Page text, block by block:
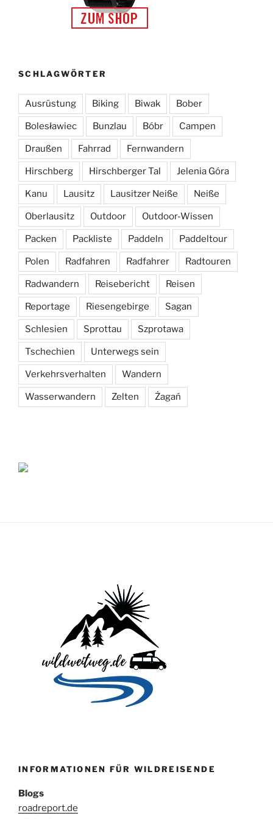
SCHLAGWÖRTER
Ausrüstung Biking Biwak Bober
Bolesławiec Bunzlau Bóbr Campen
Draußen Fahrrad Fernwandern
Hirschberg Hirschberger Tal Jelenia Góra
Kanu Lausitz Lausitzer Neiße Neiße
Oberlausitz Outdoor Outdoor-Wissen
Packen Packliste Paddeln Paddeltour
Polen Radfahren Radfahrer Radtouren
Radwandern Reisebericht Reisen
Reportage Riesengebirge Sagan
Schlesien Sprottau Szprotawa
Tschechien Unterwegs sein
Verkehrsverhalten Wandern
Wasserwandern Zelten Żagań
INFORMATIONEN FÜR WILDREISENDE
Blogs
roadreport.de